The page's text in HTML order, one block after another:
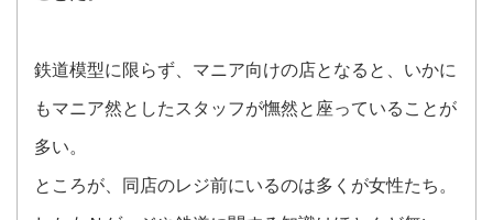
鉄道模型に限らず、マニア向けの店となると、いかに
もマニア然としたスタッフが憮然と座っていることが
多い。
ところが、同店のレジ前にいるのは多くが女性たち。